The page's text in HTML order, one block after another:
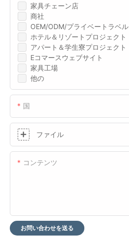
家具チェーン店
商社
OEM/ODM/プライベートラベル
ホテル＆リゾートプロジェクト
アパート＆学生寮プロジェクト
Eコマースウェブサイト
家具工場
他の
国
ファイル
コンテンツ
お問い合わせを送る